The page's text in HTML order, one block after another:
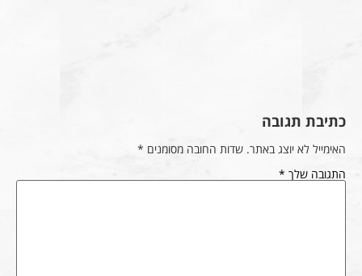
כתיבת תגובה
האימייל לא יוצג באתר. שדות החובה מסומנים *
התגובה שלך *